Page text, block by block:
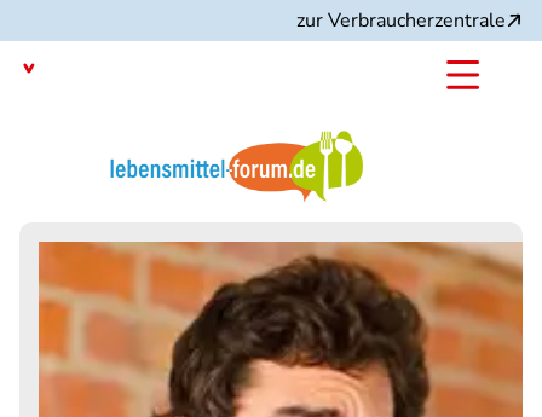
zum
Inhalt
zur Verbraucherzentrale